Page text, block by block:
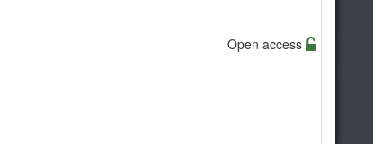
Open access